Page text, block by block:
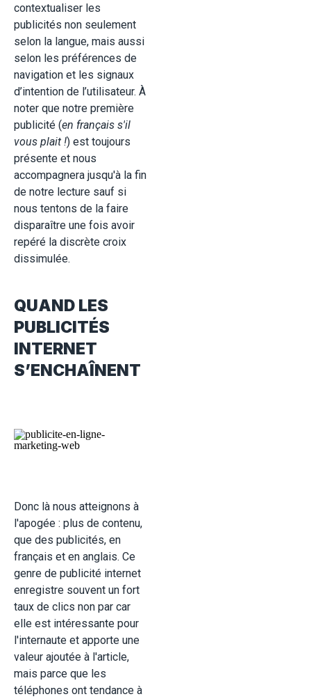
contextualiser les
publicités non seulement
selon la langue, mais aussi
selon les préférences de
navigation et les signaux
d’intention de l’utilisateur. À
noter que notre première
publicité (en français s'il
vous plait !) est toujours
présente et nous
accompagnera jusqu'à la fin
de notre lecture sauf si
nous tentons de la faire
disparaître une fois avoir
repéré la discrète croix
dissimulée.
QUAND LES
PUBLICITÉS
INTERNET
S’ENCHAÎNENT
Donc là nous atteignons à
l'apogée : plus de contenu,
que des publicités, en
français et en anglais. Ce
genre de publicité internet
enregistre souvent un fort
taux de clics non par car
elle est intéressante pour
l'internaute et apporte une
valeur ajoutée à l'article,
mais parce que les
téléphones ont tendance à